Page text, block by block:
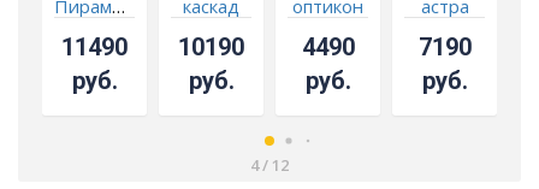
Пирамида
11490
руб.
каскад
10190
руб.
оптикон
4490
руб.
астра
7190
руб.
4/ 12